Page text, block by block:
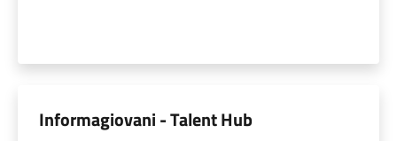
Informagiovani - Talent Hub